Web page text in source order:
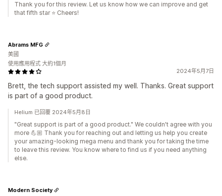
Thank you for this review. Let us know how we can improve and get
that fifth star ⭐️ Cheers!
2024年5月7日
Brett, the tech support assisted my well. Thanks. Great support
is part of a good product.
Abrams MFG
美國
使用應用程式 大約1個月
Helium 已回覆 2024年5月8日
"Great support is part of a good product." We couldn't agree with you
more 💪🏼 Thank you for reaching out and letting us help you create
your amazing-looking mega menu and thank you for taking the time
to leave this review. You know where to find us if you need anything
else.
Modern Society